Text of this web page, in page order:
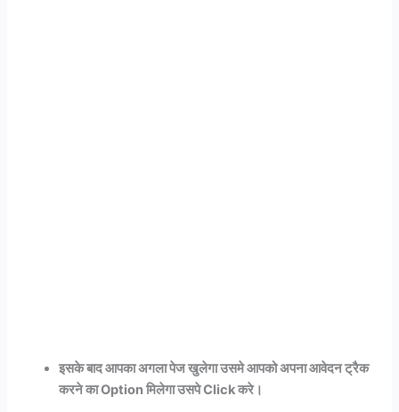
इसके बाद आपका अगला पेज खुलेगा उसमे आपको अपना आवेदन ट्रैक
करने का Option मिलेगा उसपे Click करे।